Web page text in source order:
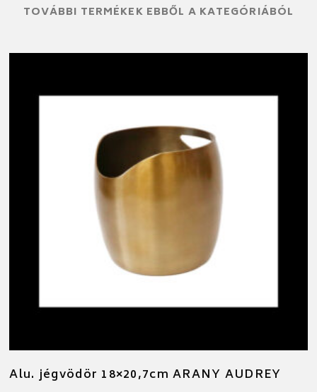
TOVÁBBI TERMÉKEK EBBŐL A KATEGÓRIÁBÓL
Alu. jégvödör 18×20,7cm ARANY AUDREY